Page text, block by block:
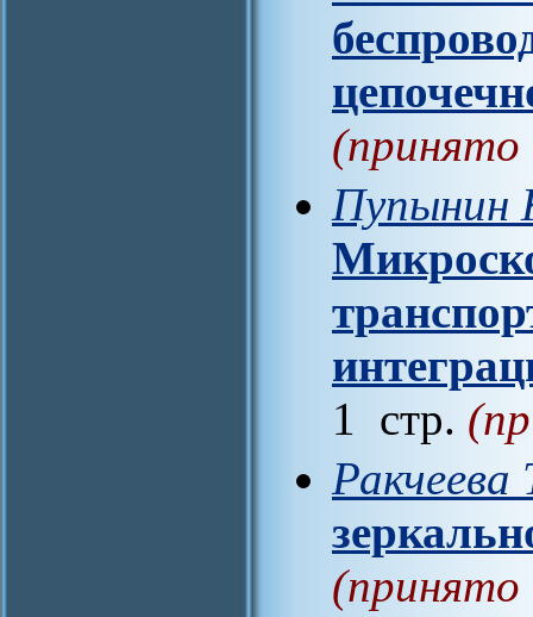
(принято
Пупынин
1 стр.
Ракчеева
(принято